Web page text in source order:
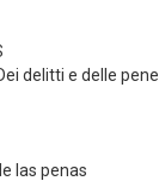
delitti e delle pene
las penas